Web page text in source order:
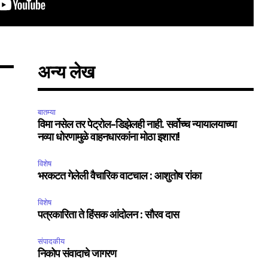
SUBSCRIBE
Followers
अन्य लेख
बातम्या
विमा नसेल तर पेट्रोल-डिझेलही नाही. सर्वोच्च न्यायालयाच्या
नव्या धोरणामुळे वाहनधारकांना मोठा इशारा!
विशेष
भरकटत गेलेली वैचारिक वाटचाल : आशुतोष रांका
विशेष
पत्रकारिता ते हिंसक आंदोलन : सौरव दास
संपादकीय
निकोप संवादाचे जागरण